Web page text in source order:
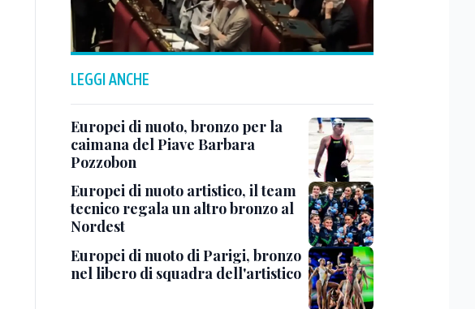
LEGGI ANCHE
Europei di nuoto, bronzo per la
caimana del Piave Barbara
Pozzobon
Europei di nuoto artistico, il team
tecnico regala un altro bronzo al
Nordest
Europei di nuoto di Parigi, bronzo
nel libero di squadra dell'artistico